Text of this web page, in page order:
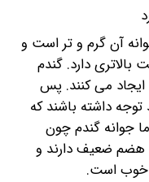
آن گرم و تر است و
دارد. گندم
ایجاد می کنند. پس
توجه داشته باشند که
جوانه گندم چون
هضم ضعیف دارند و
خوب است.